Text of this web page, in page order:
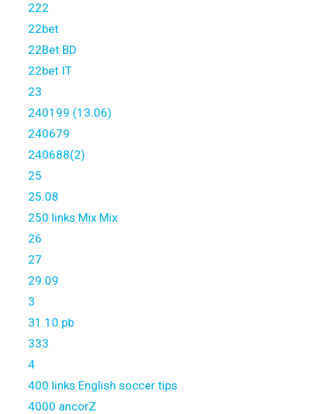
222
22bet
22Bet BD
22bet IT
23
240199 (13.06)
240679
240688(2)
25
25.08
250 links Mix Mix
26
27
29.09
3
31.10 pb
333
4
400 links English soccer tips
4000 ancorZ